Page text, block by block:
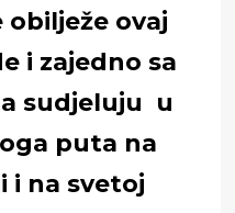
obilježe ovaj
i zajedno sa
sudjeluju u
puta na
i na svetoj